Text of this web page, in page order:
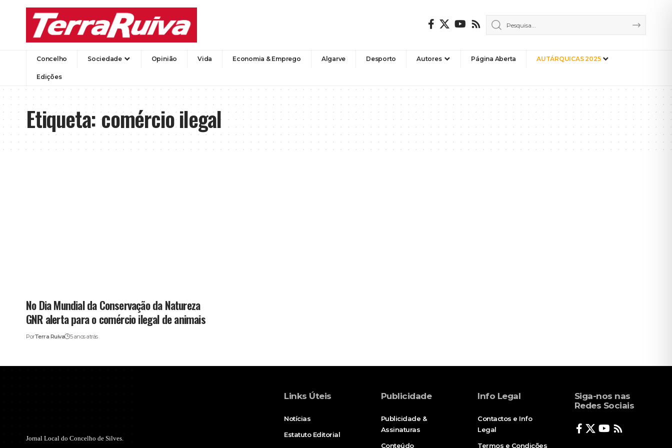
Concelho Sociedade Opinião Vida Economia & Emprego Algarve Desporto Autores Página Aberta AUTÁRQUICAS 2025
Edições
Etiqueta:comércio ilegal
No Dia Mundial da Conservação da Natureza
GNR alerta para o comércio ilegal de animais
PorTerra Ruiva 5 anos atrás
Jornal Local do Concelho de Silves.
Links Úteis
Notícias
Estatuto Editorial
Publicidade
Publicidade &
Assinaturas
Conteúdo
Info Legal
Contactos e Info
Legal
Termos e Condições
Siga-nos nas
Redes Sociais